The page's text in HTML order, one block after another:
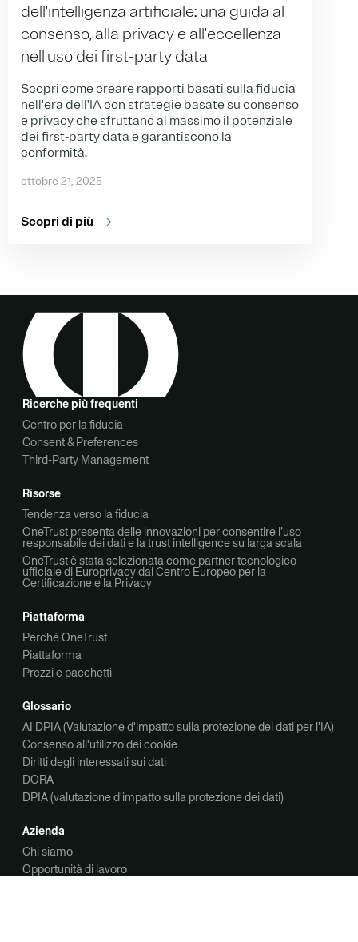
dell'intelligenza artificiale: una guida al
consenso, alla privacy e all'eccellenza
nell'uso dei first-party data
Scopri come creare rapporti basati sulla fiducia
nell'era dell'IA con strategie basate su consenso
e privacy che sfruttano al massimo il potenziale
dei first-party data e garantiscono la
conformità.
ottobre 21, 2025
Scopri di più
Ricerche più frequenti
Centro per la fiducia
Consent & Preferences
Third-Party Management
Risorse
Tendenza verso la fiducia
OneTrust presenta delle innovazioni per consentire l’uso
responsabile dei dati e la trust intelligence su larga scala
OneTrust è stata selezionata come partner tecnologico
ufficiale di Europrivacy dal Centro Europeo per la
Certificazione e la Privacy
Piattaforma
Perché OneTrust
Piattaforma
Prezzi e pacchetti
Glossario
AI DPIA (Valutazione d'impatto sulla protezione dei dati per l'IA)
Consenso all'utilizzo dei cookie
Diritti degli interessati sui dati
DORA
DPIA (valutazione d'impatto sulla protezione dei dati)
Azienda
Chi siamo
Opportunità di lavoro